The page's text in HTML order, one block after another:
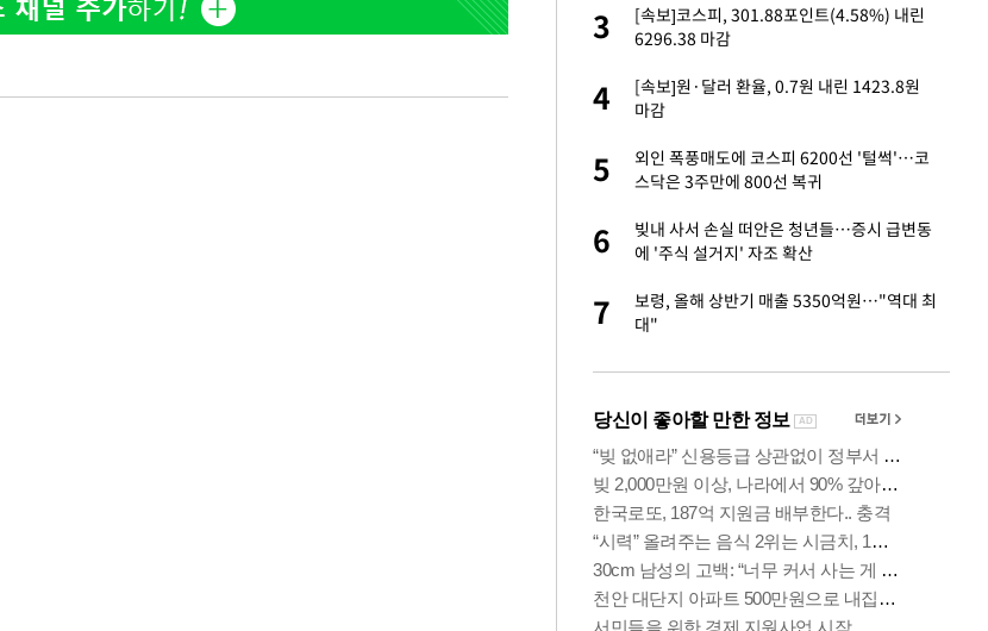
3
김혜수 "우린 돈 받고 일하는 프리랜서…받
는 만큼 해내야"
4
3
[속보]코스피, 301.88포인트(4.58%) 내린
6296.38 마감
4
[속보]원·달러 환율, 0.7원 내린 1423.8원
마감
5
외인 폭풍매도에 코스피 6200선 '털썩'…코
스닥은 3주만에 800선 복귀
6
빚내 사서 손실 떠안은 청년들…증시 급변동
에 '주식 설거지' 자조 확산
7
보령, 올해 상반기 매출 5350억원…"역대 최
대"